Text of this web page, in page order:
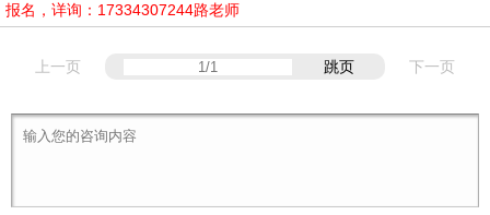
报名，详询：17334307244路老师
上一页 跳页 下一页